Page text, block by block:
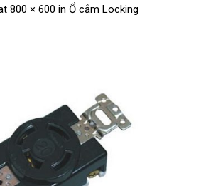
800 × 600 in Ổ cắm Locking